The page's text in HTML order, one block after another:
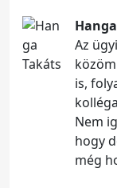
Az
is,
Nem
hogy
még